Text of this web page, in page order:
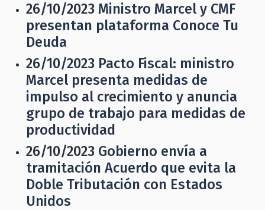
26/10/2023 Ministro Marcel y CMF
presentan plataforma Conoce Tu
Deuda
26/10/2023 Pacto Fiscal: ministro
Marcel presenta medidas de
impulso al crecimiento y anuncia
grupo de trabajo para medidas de
productividad
26/10/2023 Gobierno envía a
tramitación Acuerdo que evita la
Doble Tributación con Estados
Unidos